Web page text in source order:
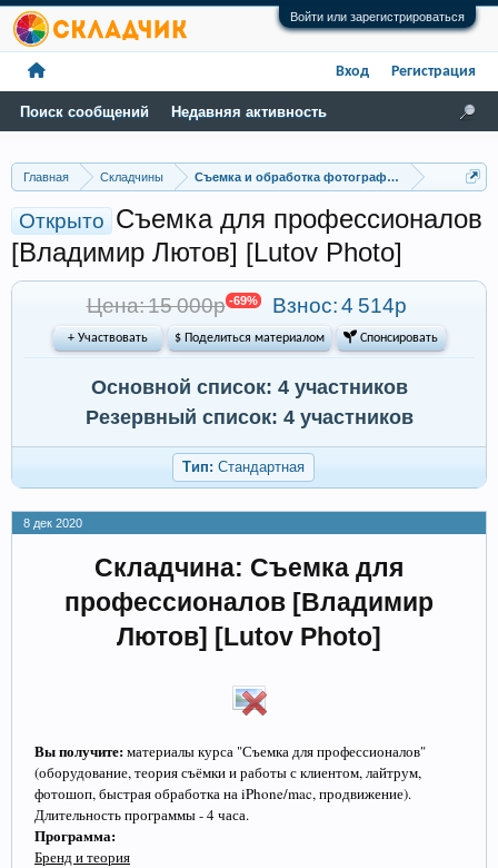
Войти или зарегистрироваться
Главная Складчины Съемка и обработка фотографий
Открыто Съемка для профессионалов
[Владимир Лютов] [Lutov Photo]
Цена: 15 000р -69% Взнос:4 514р
+ Участвовать $ Поделиться материалом  Спонсировать
Основной список: 4 участников
Резервный список: 4 участников
Тип: Стандартная
8 дек 2020
Складчина: Съемка для
профессионалов [Владимир
Лютов] [Lutov Photo]
Вы получите:материалы курса "Съемка для профессионалов"
(оборудование, теория съёмки и работы с клиентом, лайтрум,
фотошоп, быстрая обработка на iPhone/mac, продвижение).
Длительность программы - 4 часа.
Программа:
Бренд и теория
Поиск сообщений Недавняя активность
Вход Регистрация